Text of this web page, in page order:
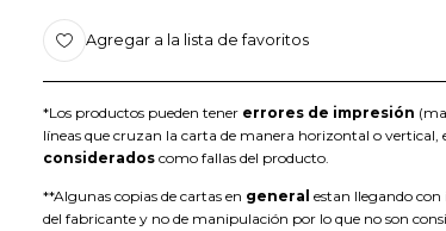
Agregar a la lista de favoritos
*Los productos pueden tener errores de impresión
líneas que cruzan la carta de manera horizontal o
considerados como fallas del producto.
**Algunas copias de cartas en general estan llegando con
del fabricante y no de manipulación por lo que no son